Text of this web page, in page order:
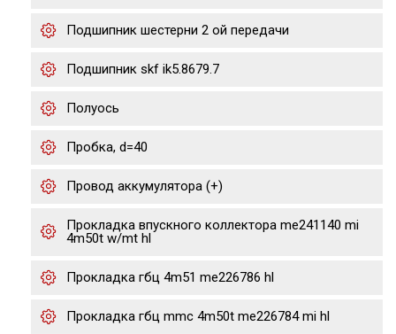
Подшипник шестерни 2 ой передачи
Подшипник skf ik5.8679.7
Полуось
Пробка, d=40
Провод аккумулятора (+)
Прокладка впускного коллектора me241140 mi
4m50t w/mt hl
Прокладка гбц 4m51 me226786 hl
Прокладка гбц mmc 4m50t me226784 mi hl